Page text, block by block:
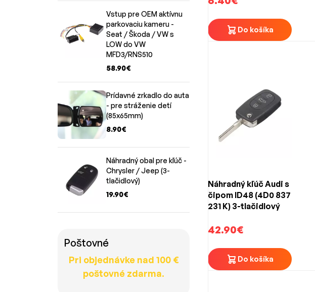
Vstup pre OEM aktívnu
parkovaciu kameru -
Seat / Škoda / VW s
LOW do VW
MFD3/RNS510
58.90€
Prídavné zrkadlo do auta
- pre stráženie detí
(85x65mm)
8.90€
Náhradný obal pre kľúč -
Chrysler / Jeep (3-
tlačidlový)
19.90€
Poštovné
Pri objednávke nad 100 €
poštovné zdarma.
Do košíka
Náhradný kľúč Audi s
čipom ID48 (4D0 837
231 K) 3-tlačidlový
42.90€
Do košíka